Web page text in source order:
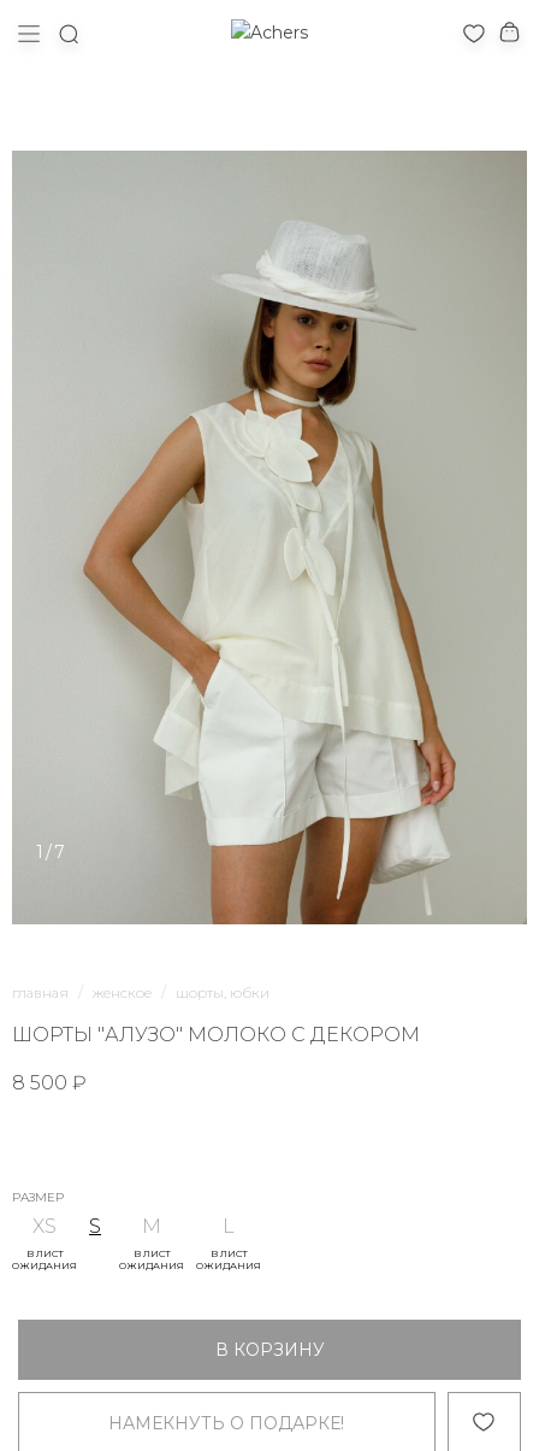
1/7
главная женское шорты, юбки
ШОРТЫ "АЛУЗО" МОЛОКО С ДЕКОРОМ
8 500 ₽
РАЗМЕР
XS
В ЛИСТ
ОЖИДАНИЯ
S M
В ЛИСТ
ОЖИДАНИЯ
L
В ЛИСТ
ОЖИДАНИЯ
В КОРЗИНУ
НАМЕКНУТЬ О ПОДАРКЕ!